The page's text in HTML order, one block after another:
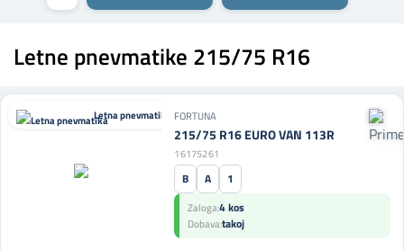
Letne pnevmatike 215/75 R16
Letna pnevmatika FORTUNA
215/75 R16 EURO VAN 113R
16175261
B A 1
Zaloga:4 kos
Dobava:takoj